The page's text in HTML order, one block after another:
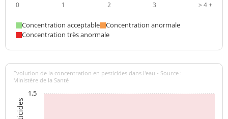
0 1 2 3 > 4 +
Concentration acceptable
Concentration anormale
Concentration très anormale
Evolution de la concentration en pesticides dans l'eau - Source :
Ministère de la Santé
1,5